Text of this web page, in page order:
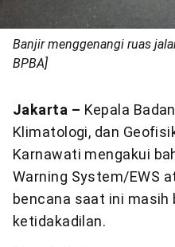
Banjir menggenangi ruas
BPBA]
Jakarta – Kepala
Klimatologi, dan
Karnawati mengakui
Warning System/EWS
bencana saat ini masih
ketidakadilan.